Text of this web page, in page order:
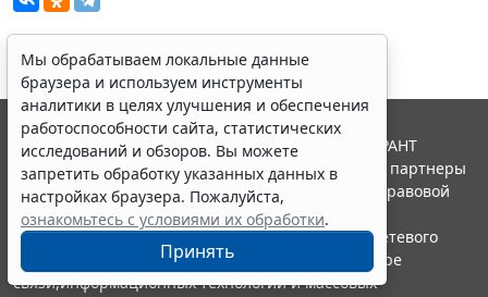
Мы обрабатываем локальные данные
браузера и используем инструменты
аналитики в целях улучшения и обеспечения
работоспособности сайта, статистических
исследований и обзоров. Вы можете
запретить обработку указанных данных в
настройках браузера. Пожалуйста,
ознакомьтесь с условиями их обработки.
Принять
© ООО "НПП "ГАРАНТ-СЕРВИС", 2026. Система ГАРАНТ
выпускается с 1990 года. Компания "Гарант" и ее партнеры
являются участниками Российской ассоциации правовой
информации ГАРАНТ.
Портал ГАРАНТ.РУ зарегистрирован в качестве сетевого
издания Федеральной службой по надзору в сфере
связи,информационных технологий и массовых